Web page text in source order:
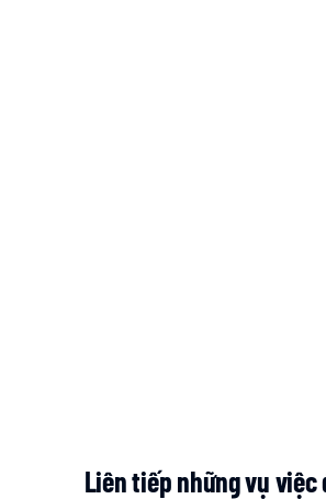
Liên tiếp những vụ việc